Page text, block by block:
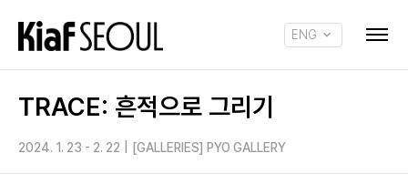
ENG
TRACE: 흔적으로 그리기
2024. 1. 23 - 2. 22 [GALLERIES] PYO GALLERY